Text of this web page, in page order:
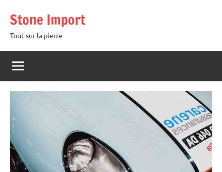
contenu
Stone Import
Tout sur la pierre